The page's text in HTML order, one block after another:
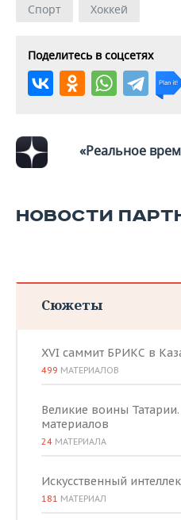
Спорт Хоккей
Поделитесь в соцсетях
«Реальное
НОВОСТИ
Сюжеты
XVI саммит БРИКС в
499 МАТЕРИАЛОВ
Великие воины
материалов
24 МАТЕРИАЛА
Искусственный
181 МАТЕРИАЛ